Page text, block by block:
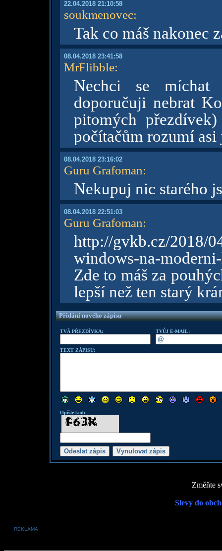
22.04.2018 21:10:58
soukmenovec:
Tak co máš nakonec
08.04.2018 23:41:58
MrFlibble:
Nechci se
doporučuji nebrat
pitomých
počítačům rozumí
08.04.2018 23:16:02
Guru Grafoman:
Nekupuj nic starého
08.04.2018 22:51:03
Guru Grafoman:
http://gvkb.cz/2018/
windows-na-
Zde to máš za
lepší než ten starý
Přidání nového zápisu
TVÁ PŘEZDÍVKA: TVŮJ E-MAIL:
TEXT ZÁPISU:
Opište kod:
Změňte
Slevy do
REKLAMA